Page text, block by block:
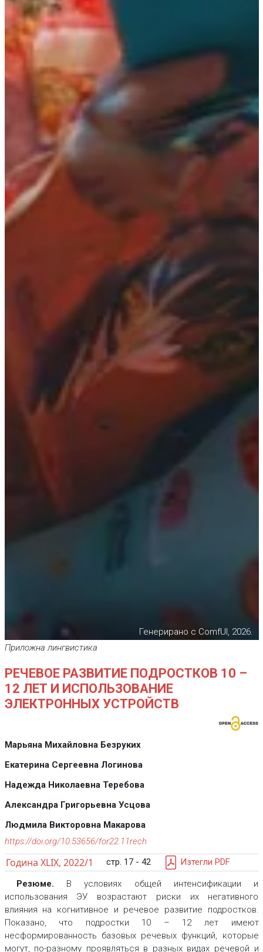
Генерирано с ComfUI, 2026.
Приложна лингвистика
РЕЧЕВОЕ РАЗВИТИЕ ПОДРОСТКОВ 10 –
12 ЛЕТ И ИСПОЛЬЗОВАНИЕ
ЭЛЕКТРОННЫХ УСТРОЙСТВ
Марьяна Михайловна Безруких
Екатерина Сергеевна Логинова
Надежда Николаевна Теребова
Александра Григорьевна Усцова
Людмила Викторовна Макарова
https://doi.org/10.53656/for22.11rech
Година XLIX, 2022/1 стр. 17 - 42 Изтегли PDF
Резюме. В условиях общей интенсификации и
использования ЭУ возрастают риски их негативного
влияния на когнитивное и речевое развитие подростков.
Показано, что подростки 10 – 12 лет имеют
несформированность базовых речевых функций, которые
могут, по-разному проявляться в разных видах речевой и